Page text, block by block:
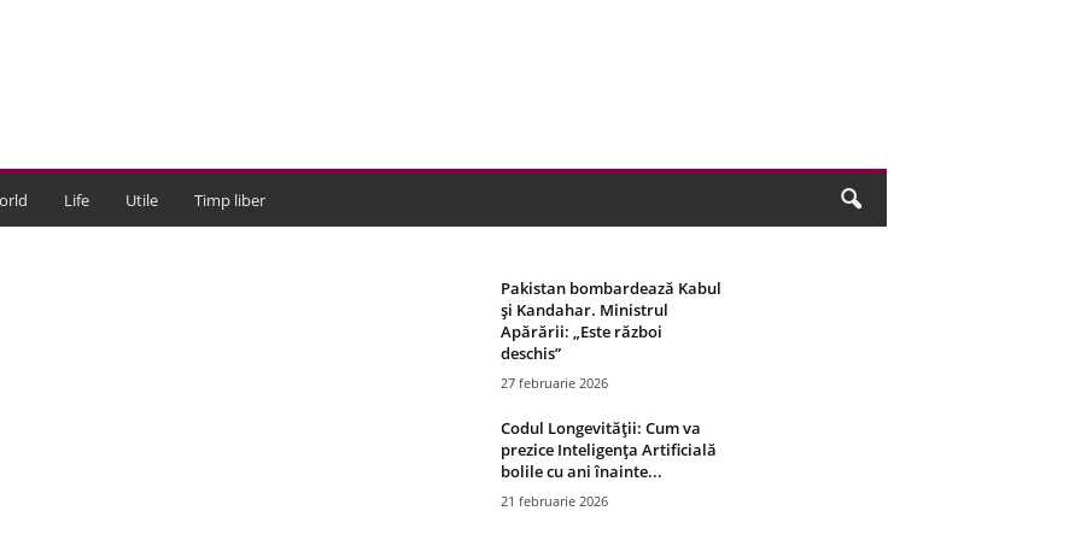
Life Utile Timp liber
Pakistan bombardează Kabul
și Kandahar. Ministrul
Apărării: „Este război
deschis”
27 februarie 2026
Codul Longevității: Cum va
prezice Inteligența Artificială
bolile cu ani înainte...
21 februarie 2026